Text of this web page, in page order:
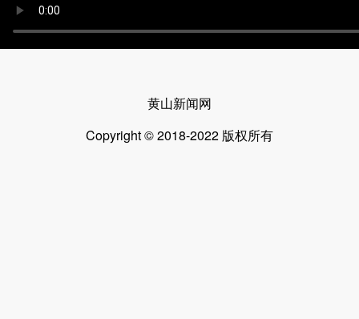
黄山新闻网
Copyright © 2018-2022 版权所有